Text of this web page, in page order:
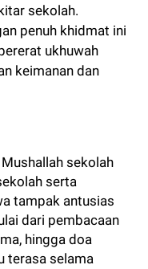
sekolah.
penuh khidmat ini
ukhuwah
keimanan dan
sekolah
serta
tampak antusias
dari pembacaan
hingga doa
terasa selama